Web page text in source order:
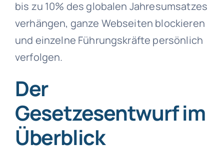
bis zu 10% des globalen Jahresumsatzes
verhängen, ganze Webseiten blockieren
und einzelne Führungskräfte persönlich
verfolgen.
Der
Gesetzesentwurf im
Überblick